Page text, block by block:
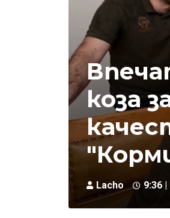
коза
Lacho 9:36